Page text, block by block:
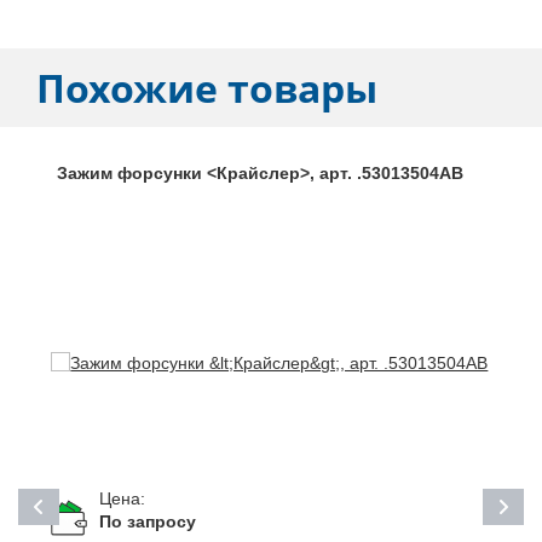
Похожие товары
Зажим форсунки <Крайслер>, арт. .53013504АВ
Цена:
По запросу